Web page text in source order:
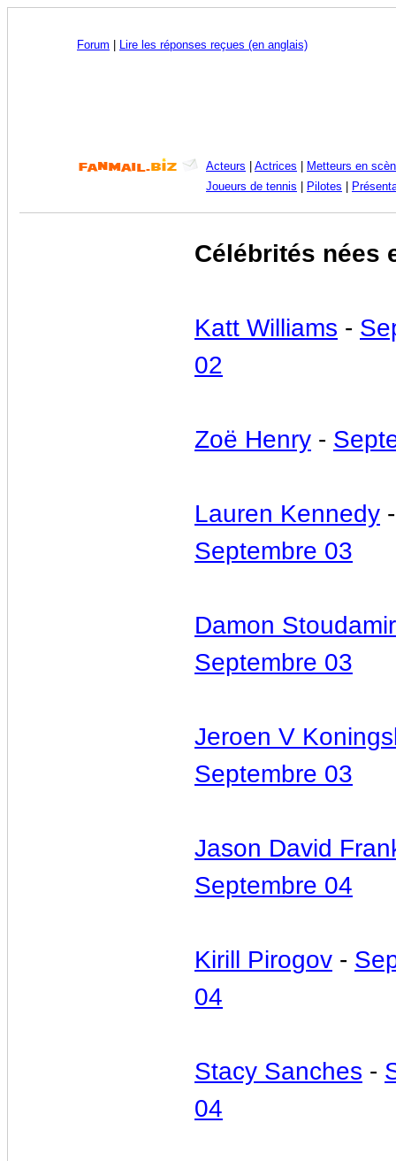
Forum Lire les réponses reçues (en anglais)
Acteurs Actrices
Metteurs en
Joueurs de tennis
Pilotes
Célébrités nées
Katt Williams -
02
Zoë Henry -
Lauren Kennedy -
Septembre 03
Damon
Septembre 03
Jeroen V
Septembre 03
Jason David
Septembre 04
Kirill Pirogov -
04
Stacy Sanches -
04